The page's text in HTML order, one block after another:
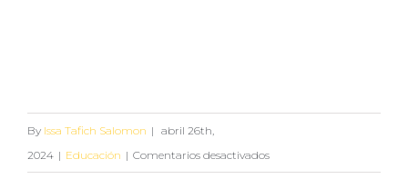
By Issa Tafich Salomon | abril 26th,
2024 | Educación | Comentarios desactivadosen